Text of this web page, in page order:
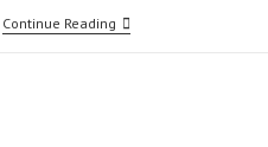
Continue Readingआयकर